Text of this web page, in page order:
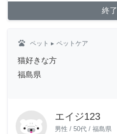
終了
pets ペット ▸ ペットケア
猫好きな方
福島県
エイジ123
男性 / 50代 / 福島県